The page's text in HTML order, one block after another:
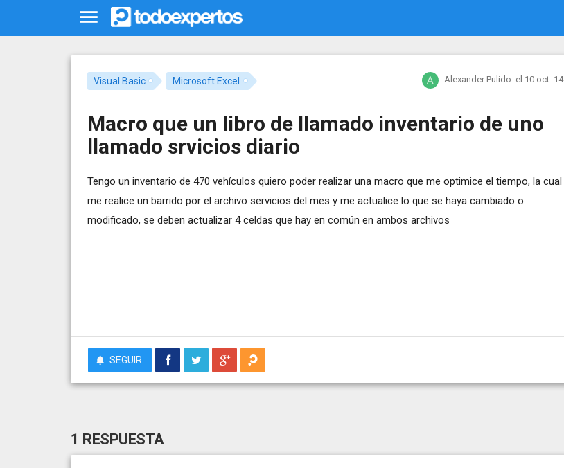
Visual Basic Microsoft Excel Alexander Pulido el 10 oct. 14
Macro que un libro de llamado inventario de uno
llamado srvicios diario
Tengo un inventario de 470 vehículos quiero poder realizar una macro que me optimice el tiempo, la cual
me realice un barrido por el archivo servicios del mes y me actualice lo que se haya cambiado o
modificado, se deben actualizar 4 celdas que hay en común en ambos archivos
SEGUIR
1 RESPUESTA